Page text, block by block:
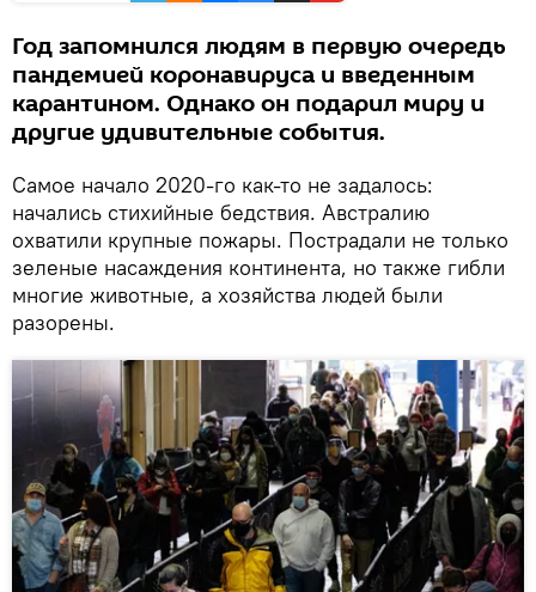
Год запомнился людям в первую очередь
пандемией коронавируса и введенным
карантином. Однако он подарил миру и
другие удивительные события.
Самое начало 2020-го как-то не задалось:
начались стихийные бедствия. Австралию
охватили крупные пожары. Пострадали не только
зеленые насаждения континента, но также гибли
многие животные, а хозяйства людей были
разорены.